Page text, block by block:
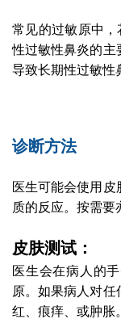
常见的过敏原中
性过敏性鼻炎的主
导致长期性过敏性
诊断方法
医生可能会使用
质的反应。按需要
皮肤测试：
医生会在病人的
原。如果病人对
红、痕痒、或肿胀。